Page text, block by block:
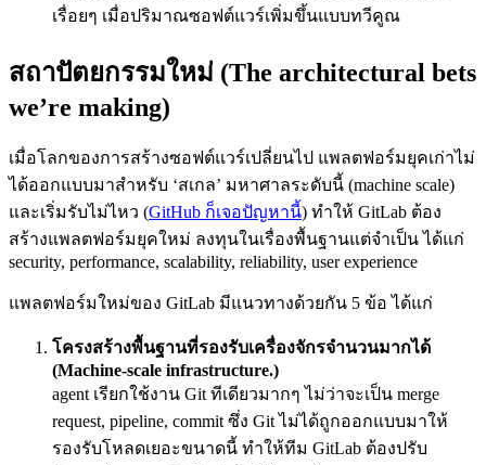
เรื่อยๆ เมื่อปริมาณซอฟต์แวร์เพิ่มขึ้นแบบทวีคูณ
สถาปัตยกรรมใหม่ (The architectural bets
we’re making)
เมื่อโลกของการสร้างซอฟต์แวร์เปลี่ยนไป แพลตฟอร์มยุคเก่าไม่
ได้ออกแบบมาสำหรับ ‘สเกล’ มหาศาลระดับนี้ (machine scale)
และเริ่มรับไม่ไหว (GitHub ก็เจอปัญหานี้) ทำให้ GitLab ต้อง
สร้างแพลตฟอร์มยุคใหม่ ลงทุนในเรื่องพื้นฐานแต่จำเป็น ได้แก่
security, performance, scalability, reliability, user experience
แพลตฟอร์มใหม่ของ GitLab มีแนวทางด้วยกัน 5 ข้อ ได้แก่
โครงสร้างพื้นฐานที่รองรับเครื่องจักรจำนวนมากได้
(Machine-scale infrastructure.)
agent เรียกใช้งาน Git ทีเดียวมากๆ ไม่ว่าจะเป็น merge
request, pipeline, commit ซึ่ง Git ไม่ได้ถูกออกแบบมาให้
รองรับโหลดเยอะขนาดนี้ ทำให้ทีม GitLab ต้องปรับ